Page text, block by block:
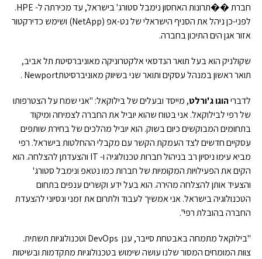
חברת ��תרונות האחסון נימבל סטורג' בישראל, עד מכירתה ל- HPE.
לפני-כן ניהל את הסניף הישראלי של נט-אפ (NetApp) ושימש כדירקטור
אזור אגן הים התיכון בחברה.
שקולניק הוא בעל תואר הנדסאי אלקטרוניקה מאוניברסיטת תל אביב,
תואר ראשון במנהל עסקים ותואר שני בשיווק מאוניברסיטתNewport .
לדבריהוגו ג'ורלט, מייסד ובעלים של בילוקאל: "אני שמח על הצטרפותו
של רפי לבילוקאל. אני בטוח שהוא יוביל את החברה לצמיחה ומיקוד
בתחומים המבוקשים כיום בשוק. הוא יוביל מהלכים של בחירת שותפים
עסקיים חדשים לצד העמקת הקשר עם מקבלי ההחלטות בישראל. רפי
מביא עימו ניסיון רב בניהול חברות טכנולוגיה ו- IT והצעדתן להצלחה. הוא
הקים את הפעילויות המקומיות של חברות כמו נטאפ ונימבל סטורג'
והצעיד אותן להצלחה מהירה. הוא בעל ידע וקשרים ענפים בתחום
הטכנולוגיה בישראל. אני אמשיך לעבוד ולתרום את זמני ונסיוני להצעדת
החברה בהובלת רפי".
"בילוקאל מתמחה באבטחת סייבר, ענן DevOps וטכנולוגיות תשתית.
צוות המומחים המסור שלנו עושה שימוש בטכנולוגיות מתקדמות ובשיטות